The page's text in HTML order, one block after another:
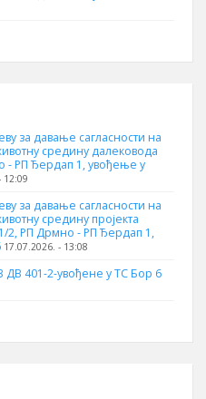
за давање сагласности на
средину далековода
- РП Ђердап 1, увођење у
12:09
за давање сагласности на
средину пројекта
2, РП Дрмно - РП Ђердап 1,
17.07.2026. - 13:08
ДВ 401-2-увођене у ТС Бор 6